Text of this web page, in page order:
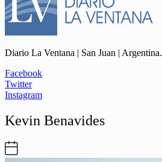
Diario La Ventana | San Juan | Argentina.
Facebook
Twitter
Instagram
Kevin Benavides